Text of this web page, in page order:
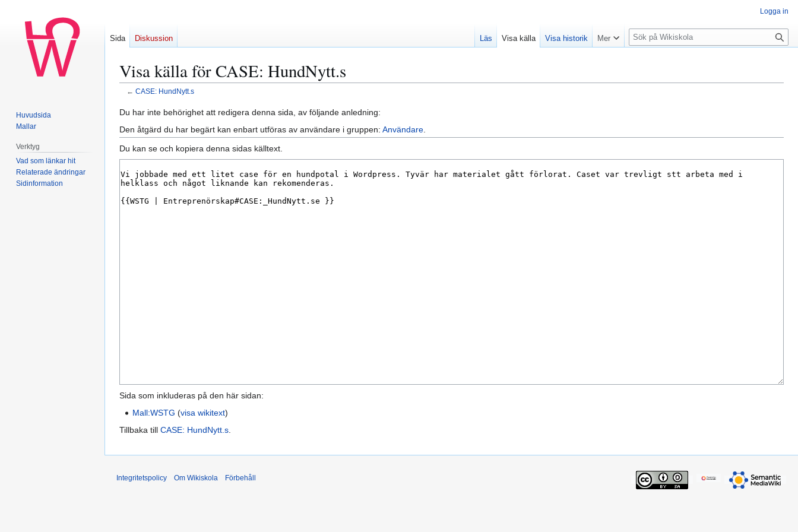
Visa källa för CASE: HundNytt.s
← CASE: HundNytt.s
Hoppa
till
navigering
Hoppa
till
sök
Du har inte behörighet att redigera denna sida, av följande anledning:
Den åtgärd du har begärt kan enbart utföras av användare i gruppen: Användare
Du kan se och kopiera denna sidas källtext.
Sida som inkluderas på den här sidan:
Mall:WSTG (visa wikitext)
Tillbaka till CASE: HundNytt.s
Logga in
Sida Diskussion Läs Visa källa Visa historik Mer
S
ö
Huvudsida
Mallar
Verktyg
Vad som länkar hit
Relaterade ändringar
Sidinformation
Integritetspolicy Om Wikiskola Förbehåll